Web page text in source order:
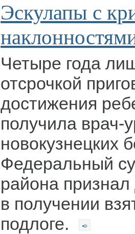
Эскулапы с
Четыре года
отсрочкой
достижения
получила врач-
новокузнецких
Федеральный
района
в получении
подлоге.